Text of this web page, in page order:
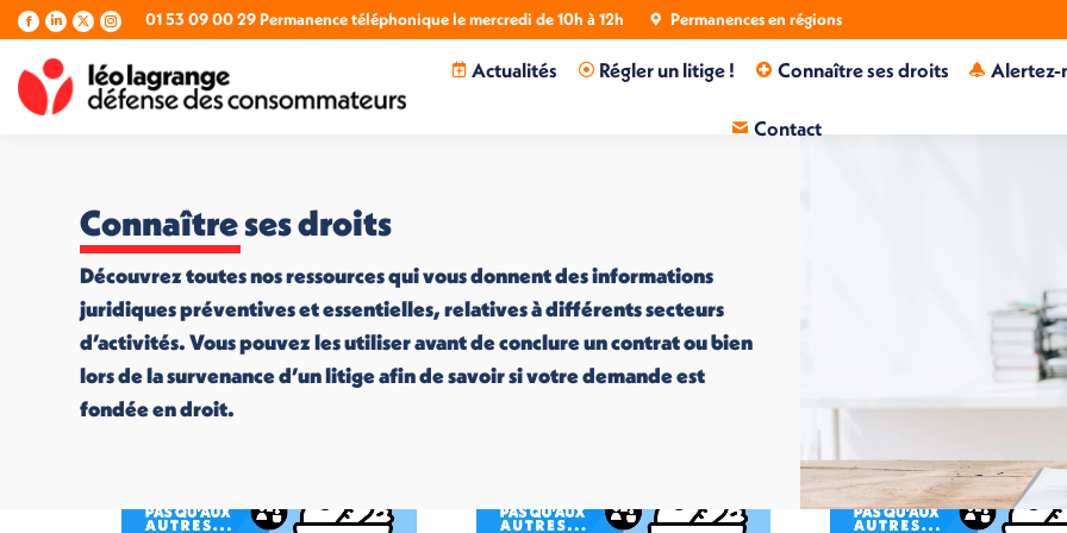
La
Facebook
s'ouvre
dans
La
LinkedIn
s'ouvre
dans
La
X
s'ouvre
dans
La
Instagram
s'ouvre
dans
01 53 09 00 29 Permanence téléphonique le mercredi de 10h à 12h Permanences en régions
Actualités Régler un litige ! Connaître ses droits Alertez-
Contact
Connaître ses droits
Découvrez toutes nos ressources qui vous donnent des informations
juridiques préventives et essentielles, relatives à différents secteurs
d’activités. Vous pouvez les utiliser avant de conclure un contrat ou bien
lors de la survenance d’un litige afin de savoir si votre demande est
fondée en droit.